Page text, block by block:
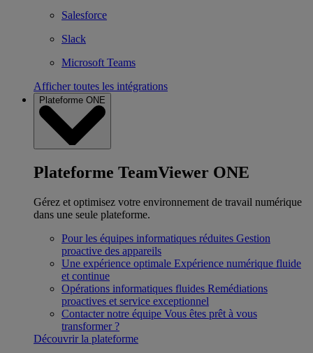
Salesforce
Slack
Microsoft Teams
Afficher toutes les intégrations
Plateforme ONE
Plateforme TeamViewer ONE
Gérez et optimisez votre environnement de travail numérique
dans une seule plateforme.
Pour les équipes informatiques réduites Gestion
proactive des appareils
Une expérience optimale Expérience numérique fluide
et continue
Opérations informatiques fluides Remédiations
proactives et service exceptionnel
Contacter notre équipe Vous êtes prêt à vous
transformer ?
Découvrir la plateforme